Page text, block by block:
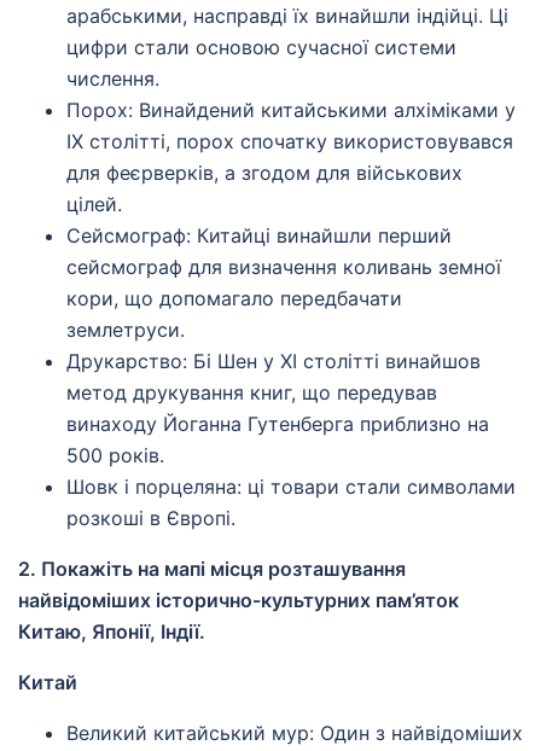
арабськими, насправді їх винайшли індійці. Ці
цифри стали основою сучасної системи
числення.
Порох: Винайдений китайськими алхіміками у
IX столітті, порох спочатку використовувався
для феєрверків, а згодом для військових
цілей.
Сейсмограф: Китайці винайшли перший
сейсмограф для визначення коливань земної
кори, що допомагало передбачати
землетруси.
Друкарство: Бі Шен у XI столітті винайшов
метод друкування книг, що передував
винаходу Йоганна Гутенберга приблизно на
500 років.
Шовк і порцеляна: ці товари стали символами
розкоші в Європі.
2. Покажіть на мапі місця розташування
найвідоміших історично-культурних пам’яток
Китаю, Японії, Індії.
Китай
Великий китайський мур: Один з найвідоміших